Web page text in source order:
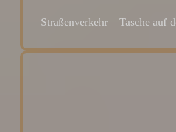
Straßenverkehr – Tasche auf